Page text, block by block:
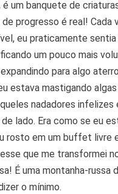
um banquete de
de progresso é real! Cada
eu praticamente sentia
um pouco mais
para algo
estava mastigando algas
nadadores infelizes
lado. Era como se eu
rosto em um buffet livre
que me transformei
É uma montanha-russa
o mínimo.